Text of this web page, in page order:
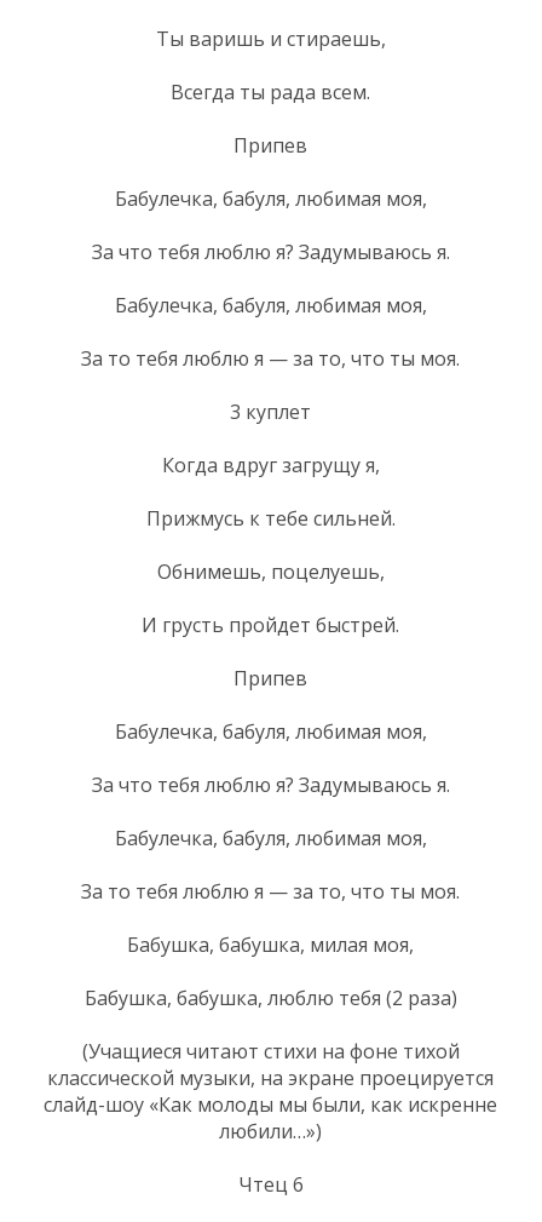
Ты варишь и стираешь,
Всегда ты рада всем.
Припев
Бабулечка, бабуля, любимая моя,
За что тебя люблю я? Задумываюсь я.
Бабулечка, бабуля, любимая моя,
За то тебя люблю я — за то, что ты моя.
3 куплет
Когда вдруг загрущу я,
Прижмусь к тебе сильней.
Обнимешь, поцелуешь,
И грусть пройдет быстрей.
Припев
Бабулечка, бабуля, любимая моя,
За что тебя люблю я? Задумываюсь я.
Бабулечка, бабуля, любимая моя,
За то тебя люблю я — за то, что ты моя.
Бабушка, бабушка, милая моя,
Бабушка, бабушка, люблю тебя (2 раза)
(Учащиеся читают стихи на фоне тихой
классической музыки, на экране проецируется
слайд-шоу «Как молоды мы были, как искренне
любили…»)
Чтец 6